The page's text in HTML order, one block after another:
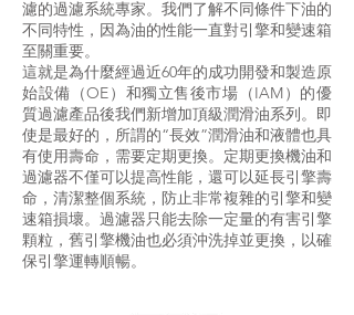
濾的過濾系統專家。我們了解不同條件下油的
不同特性，因為油的性能一直對引擎和變速箱
至關重要。
這就是為什麼經過近60年的成功開發和製造原
始設備（OE）和獨立售後市場（IAM）的優
質過濾產品後我們新增加頂級潤滑油系列。即
使是最好的，所謂的“長效”潤滑油和液體也具
有使用壽命，需要定期更換。定期更換機油和
過濾器不僅可以提高性能，還可以延長引擎壽
命，清潔整個系統，防止非常複雜的引擎和變
速箱損壞。過濾器只能去除一定量的有害引擎
顆粒，舊引擎機油也必須沖洗掉並更換，以確
保引擎運轉順暢。